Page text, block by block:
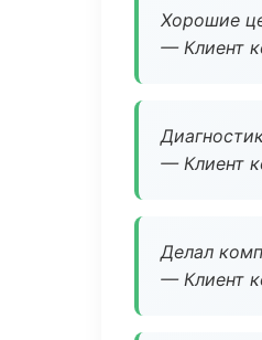
Хорошие
— Клиент
— Клиент
Делал
— Клиент